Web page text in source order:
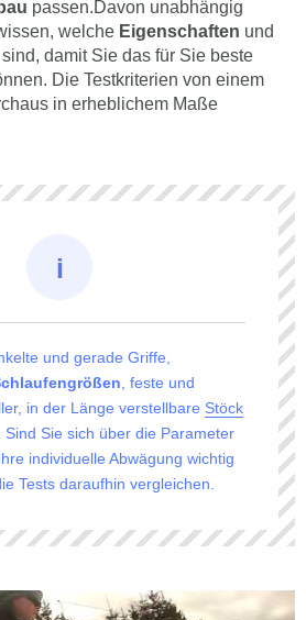
passen.Davon unabhängig
welche Eigenschaften und
damit Sie das für Sie beste
Die Testkriterien von einem
in erheblichem Maße
und gerade Griffe,
, feste und
in der Länge verstellbare Stöck
Sind Sie sich über die Parameter
individuelle Abwägung wichtig
Tests daraufhin vergleichen.